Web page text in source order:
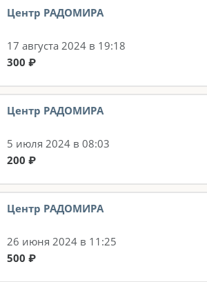
Центр РАДОМИРА
17 августа 2024 в 19:18
300 ₽
Центр РАДОМИРА
5 июля 2024 в 08:03
200 ₽
Центр РАДОМИРА
26 июня 2024 в 11:25
500 ₽